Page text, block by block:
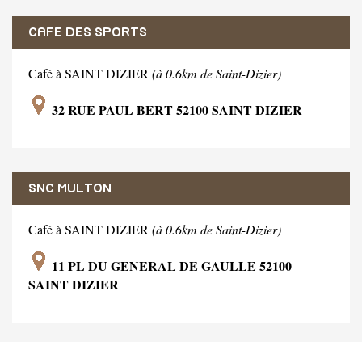
CAFE DES SPORTS
Café à SAINT DIZIER (à 0.6km de Saint-Dizier)
32 RUE PAUL BERT 52100 SAINT DIZIER
SNC MULTON
Café à SAINT DIZIER (à 0.6km de Saint-Dizier)
11 PL DU GENERAL DE GAULLE 52100
SAINT DIZIER